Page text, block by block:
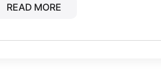
READ MORE